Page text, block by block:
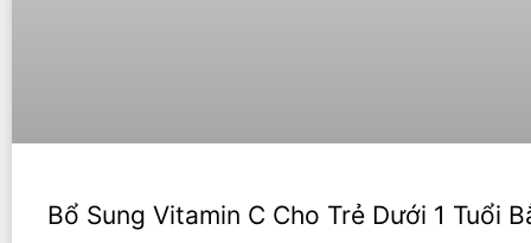
Bổ Sung Vitamin C Cho Trẻ Dưới 1 Tuổi